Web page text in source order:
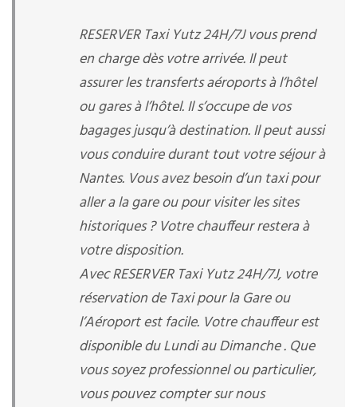
RESERVER Taxi Yutz 24H/7J vous prend
en charge dès votre arrivée. Il peut
assurer les transferts aéroports à l’hôtel
ou gares à l’hôtel. Il s’occupe de vos
bagages jusqu’à destination. Il peut aussi
vous conduire durant tout votre séjour à
Nantes. Vous avez besoin d’un taxi pour
aller a la gare ou pour visiter les sites
historiques ? Votre chauffeur restera à
votre disposition.
Avec RESERVER Taxi Yutz 24H/7J, votre
réservation de Taxi pour la Gare ou
l’Aéroport est facile. Votre chauffeur est
disponible du Lundi au Dimanche . Que
vous soyez professionnel ou particulier,
vous pouvez compter sur nous